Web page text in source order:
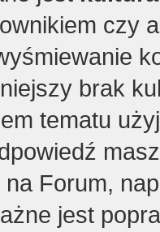
czy
brak
tematu
na Forum,
jest